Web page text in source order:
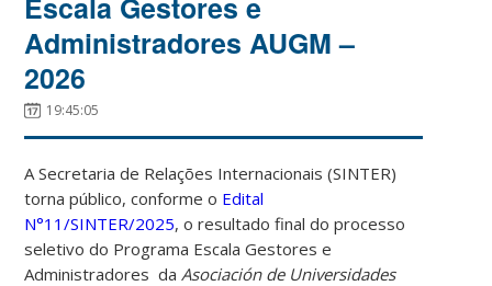
Administradores AUGM –
2026
19:45:05
A Secretaria de Relações Internacionais (SINTER)
torna público, conforme o Edital
N°11/SINTER/2025, o resultado final do processo
seletivo do Programa Escala Gestores e
Administradores da Asociación de Universidades